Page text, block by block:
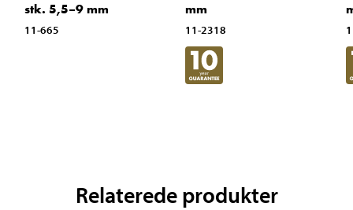
stk. 5,5–9 mm
11-665
mm
11-2318
Relaterede produkter